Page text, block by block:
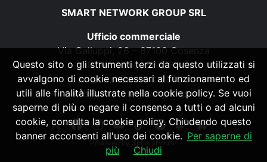
SMART NETWORK GROUP SRL
Ufficio commerciale
Via Galluppi, 26 – 87100 Cosenza
P. IVA 03500860782
N. iscrizione ROC 28794
info@smartnetworkgroup.it
Powered by SpheraHouse
Questo sito o gli strumenti terzi da questo utilizzati si
avvalgono di cookie necessari al funzionamento ed
utili alle finalità illustrate nella cookie policy. Se vuoi
saperne di più o negare il consenso a tutti o ad alcuni
cookie, consulta la cookie policy. Chiudendo questo
banner acconsenti all'uso dei cookie. Per saperne di
più
Chiudi